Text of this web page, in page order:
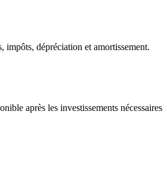
impôts, dépréciation et amortissement.
après les investissements nécessaires